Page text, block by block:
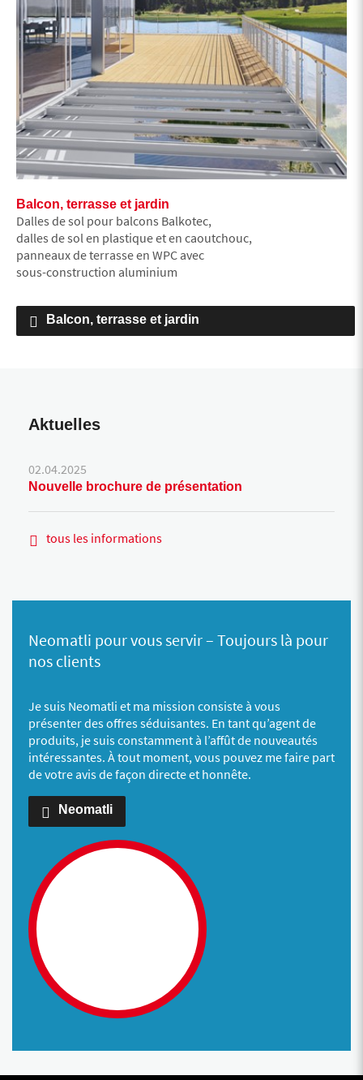
Balcon, terrasse et jardin
Dalles de sol pour balcons Balkotec,
dalles de sol en plastique et en caoutchouc,
panneaux de terrasse en WPC avec
sous-construction aluminium
Balcon, terrasse et jardin
Aktuelles
02.04.2025
Nouvelle brochure de présentation
tous les informations
Neomatli pour vous servir – Toujours là pour
nos clients
Je suis Neomatli et ma mission consiste à vous
présenter des offres séduisantes. En tant qu’agent de
produits, je suis constamment à l’affût de nouveautés
intéressantes. À tout moment, vous pouvez me faire part
de votre avis de façon directe et honnête.
Neomatli